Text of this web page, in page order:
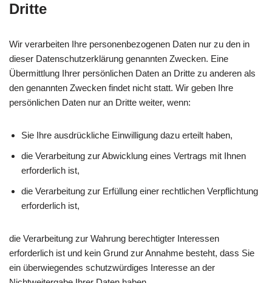
Dritte
Wir verarbeiten Ihre personenbezogenen Daten nur zu den in
dieser Datenschutzerklärung genannten Zwecken. Eine
Übermittlung Ihrer persönlichen Daten an Dritte zu anderen als
den genannten Zwecken findet nicht statt. Wir geben Ihre
persönlichen Daten nur an Dritte weiter, wenn:
Sie Ihre ausdrückliche Einwilligung dazu erteilt haben,
die Verarbeitung zur Abwicklung eines Vertrags mit Ihnen
erforderlich ist,
die Verarbeitung zur Erfüllung einer rechtlichen Verpflichtung
erforderlich ist,
die Verarbeitung zur Wahrung berechtigter Interessen
erforderlich ist und kein Grund zur Annahme besteht, dass Sie
ein überwiegendes schutzwürdiges Interesse an der